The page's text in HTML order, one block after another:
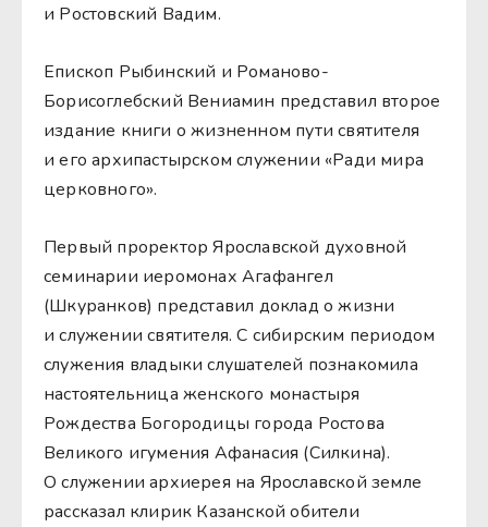
и Ростовский Вадим.
Епископ Рыбинский и Романово-
Борисоглебский Вениамин представил второе
издание книги о жизненном пути святителя
и его архипастырском служении «Ради мира
церковного».
Первый проректор Ярославской духовной
семинарии иеромонах Агафангел
(Шкуранков) представил доклад о жизни
и служении святителя. С сибирским периодом
служения владыки слушателей познакомила
настоятельница женского монастыря
Рождества Богородицы города Ростова
Великого игумения Афанасия (Силкина).
О служении архиерея на Ярославской земле
рассказал клирик Казанской обители